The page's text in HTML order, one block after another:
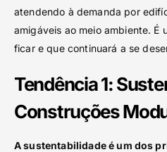
atendendo à demanda por
amigáveis ao meio ambiente. É
ficar e que continuará a se
Tendência 1:
Construções
A sustentabilidade é um dos